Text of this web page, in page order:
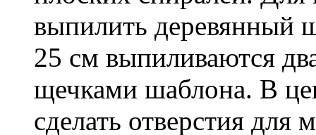
выпилить деревянный
25 см выпиливаются
щечками шаблона. В
сделать отверстия для